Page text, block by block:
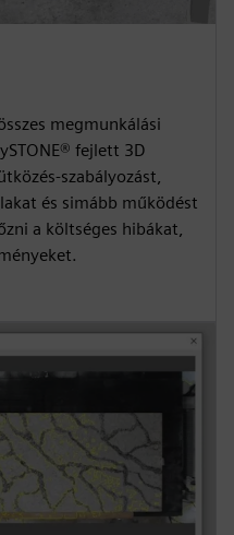
megmunkálási
fejlett 3D
szabályozást,
és simább működést
a költséges hibákat,